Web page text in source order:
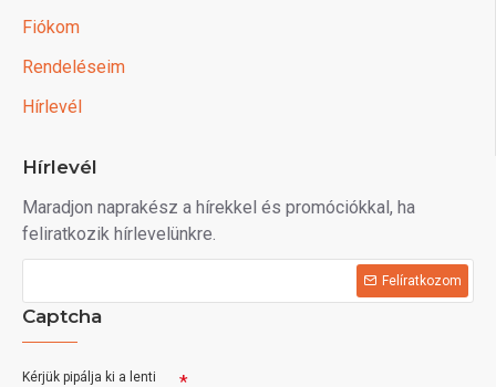
Fiókom
Rendeléseim
Hírlevél
Hírlevél
Maradjon naprakész a hírekkel és promóciókkal, ha
feliratkozik hírlevelünkre.
Felíratkozom
Captcha
Kérjük pipálja ki a lenti